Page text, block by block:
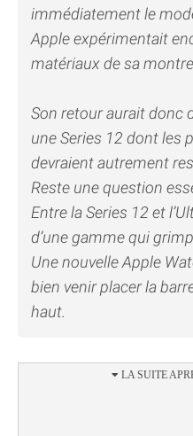
immédiatement le
Apple expérimentait
matériaux de sa
Son retour aurait donc
une Series 12 dont les
devraient autrement
Reste une question
Entre la Series 12 et
d’une gamme qui
Une nouvelle Apple
bien venir placer la
haut.